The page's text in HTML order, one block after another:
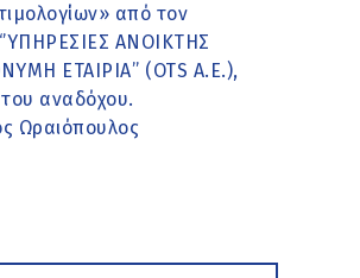
από τον
ΑΝΟΙΚΤΗΣ
ΕΤΑΙΡΙΑ’’ (OTS A.E.),
αναδόχου.
Ωραιόπουλος